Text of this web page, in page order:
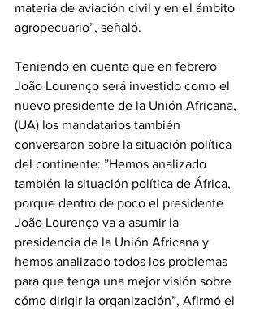
materia de aviación civil y en el ámbito
agropecuario”, señaló.
Teniendo en cuenta que en febrero
João Lourenço será investido como el
nuevo presidente de la Unión Africana,
(UA) los mandatarios también
conversaron sobre la situación política
del continente: ”Hemos analizado
también la situación política de África,
porque dentro de poco el presidente
João Lourenço va a asumir la
presidencia de la Unión Africana y
hemos analizado todos los problemas
para que tenga una mejor visión sobre
cómo dirigir la organización”, Afirmó el